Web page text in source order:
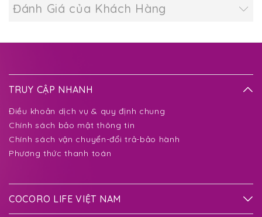
Đánh Giá của Khách Hàng
TRUY CẬP NHANH
Điều khoản dịch vụ & quy định chung
Chính sách bảo mật thông tin
Chính sách vận chuyển-đổi trả-bảo hành
Phương thức thanh toán
COCORO LIFE VIỆT NAM